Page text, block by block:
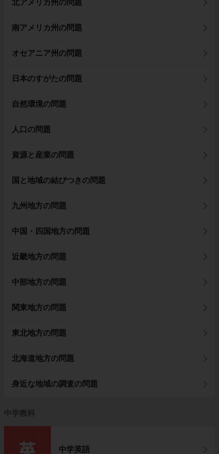
北アメリカ州の問題
南アメリカ州の問題
オセアニア州の問題
日本のすがたの問題
自然環境の問題
人口の問題
資源と産業の問題
国と地域の結びつきの問題
九州地方の問題
中国・四国地方の問題
近畿地方の問題
中部地方の問題
関東地方の問題
東北地方の問題
北海道地方の問題
身近な地域の調査の問題
中学教科
中学英語